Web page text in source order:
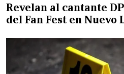
Revelan al cantante
del Fan Fest en Nuevo